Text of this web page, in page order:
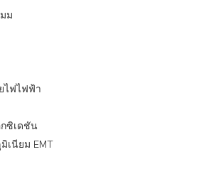
ม
ไฟไฟฟ้า
ซิเดชัน
เนียม EMT